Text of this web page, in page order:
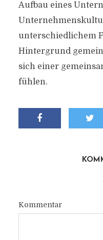
Aufbau eines
unterschiedlichem
Hintergrund
sich einer
fühlen.
Kommentar